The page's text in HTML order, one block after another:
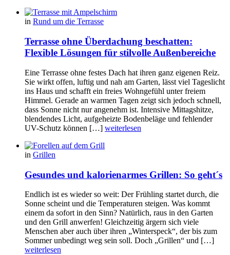
in Rund um die Terrasse
Terrasse ohne Überdachung beschatten:
Flexible Lösungen für stilvolle Außenbereiche
Eine Terrasse ohne festes Dach hat ihren ganz eigenen Reiz.
Sie wirkt offen, luftig und nah am Garten, lässt viel Tageslicht
ins Haus und schafft ein freies Wohngefühl unter freiem
Himmel. Gerade an warmen Tagen zeigt sich jedoch schnell,
dass Sonne nicht nur angenehm ist. Intensive Mittagshitze,
blendendes Licht, aufgeheizte Bodenbeläge und fehlender
UV-Schutz können […] weiterlesen
in Grillen
Gesundes und kalorienarmes Grillen: So geht´s
Endlich ist es wieder so weit: Der Frühling startet durch, die
Sonne scheint und die Temperaturen steigen. Was kommt
einem da sofort in den Sinn? Natürlich, raus in den Garten
und den Grill anwerfen! Gleichzeitig ärgern sich viele
Menschen aber auch über ihren „Winterspeck“, der bis zum
Sommer unbedingt weg sein soll. Doch „Grillen“ und […]
weiterlesen